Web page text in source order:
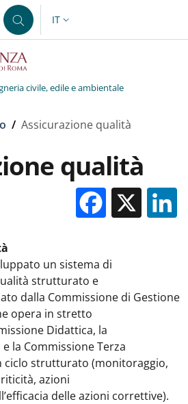
SELETTORE LINGUA:
IT
civile, edile e ambientale
/ Assicurazione qualità
qualità
X
un sistema di
strutturato e
dalla Commissione di Gestione
opera in stretto
Didattica, la
la Commissione Terza
ciclo strutturato (monitoraggio,
azioni
delle azioni correttive).